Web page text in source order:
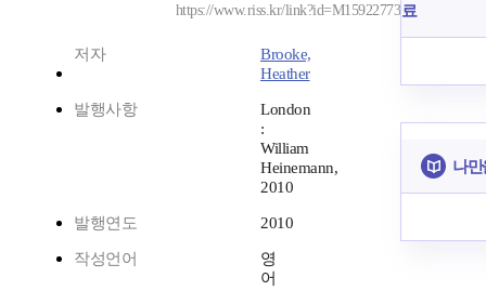
https://www.riss.kr/link?id=M15922773
저자
Brooke,
Heather
발행사항
London
:
William
Heinemann,
2010
발행연도 2010
작성언어
영
어
료
나만